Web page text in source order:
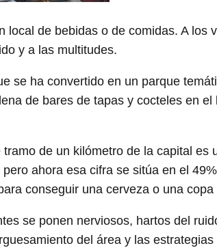
de bebidas o de comidas. A
y a las multitudes.
se ha convertido en un parque
de bares de tapas y cocteles en
de un kilómetro de la capital
ahora esa cifra se sitúa en el
conseguir una cerveza o una copa
se ponen nerviosos, hartos del
del área y las